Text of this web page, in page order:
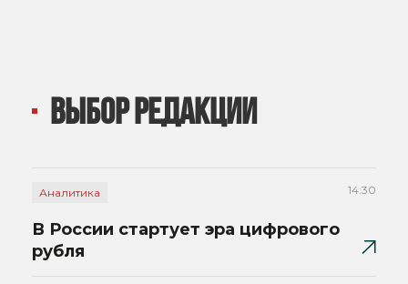
ВЫБОР РЕДАКЦИИ
Аналитика 14:30
В России стартует эра цифрового
рубля